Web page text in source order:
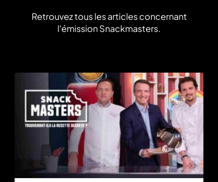
Retrouvez tous les articles concernant
l'émission Snackmasters.